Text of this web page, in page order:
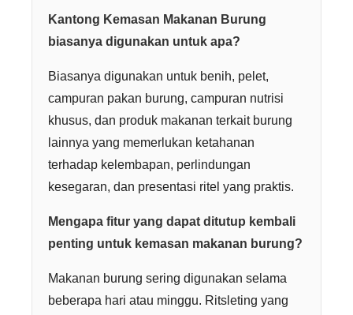
Kantong Kemasan Makanan Burung
biasanya digunakan untuk apa?
Biasanya digunakan untuk benih, pelet,
campuran pakan burung, campuran nutrisi
khusus, dan produk makanan terkait burung
lainnya yang memerlukan ketahanan
terhadap kelembapan, perlindungan
kesegaran, dan presentasi ritel yang praktis.
Mengapa fitur yang dapat ditutup kembali
penting untuk kemasan makanan burung?
Makanan burung sering digunakan selama
beberapa hari atau minggu. Ritsleting yang